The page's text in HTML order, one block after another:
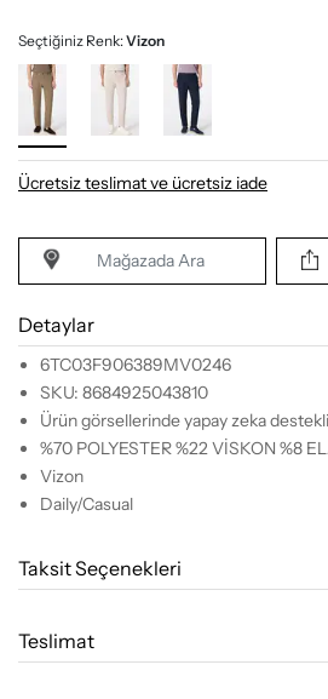
Seçtiğiniz Renk:Vizon
Ücretsiz teslimat ve ücretsiz iade
Mağazada Ara
Detaylar
6TC03F906389MV0246
SKU: 8684925043810
Ürün görsellerinde yapay zeka
%70 POLYESTER %22 VİSKON %8
Vizon
Daily/Casual
Taksit Seçenekleri
Teslimat